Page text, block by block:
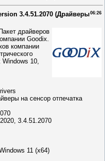
06:26
3.4.51.2070 (Драйверы
Пакет драйверов
Goodix.
компании
Windows 10,
на сенсор отпечатка
3.4.51.2070
11 (x64)